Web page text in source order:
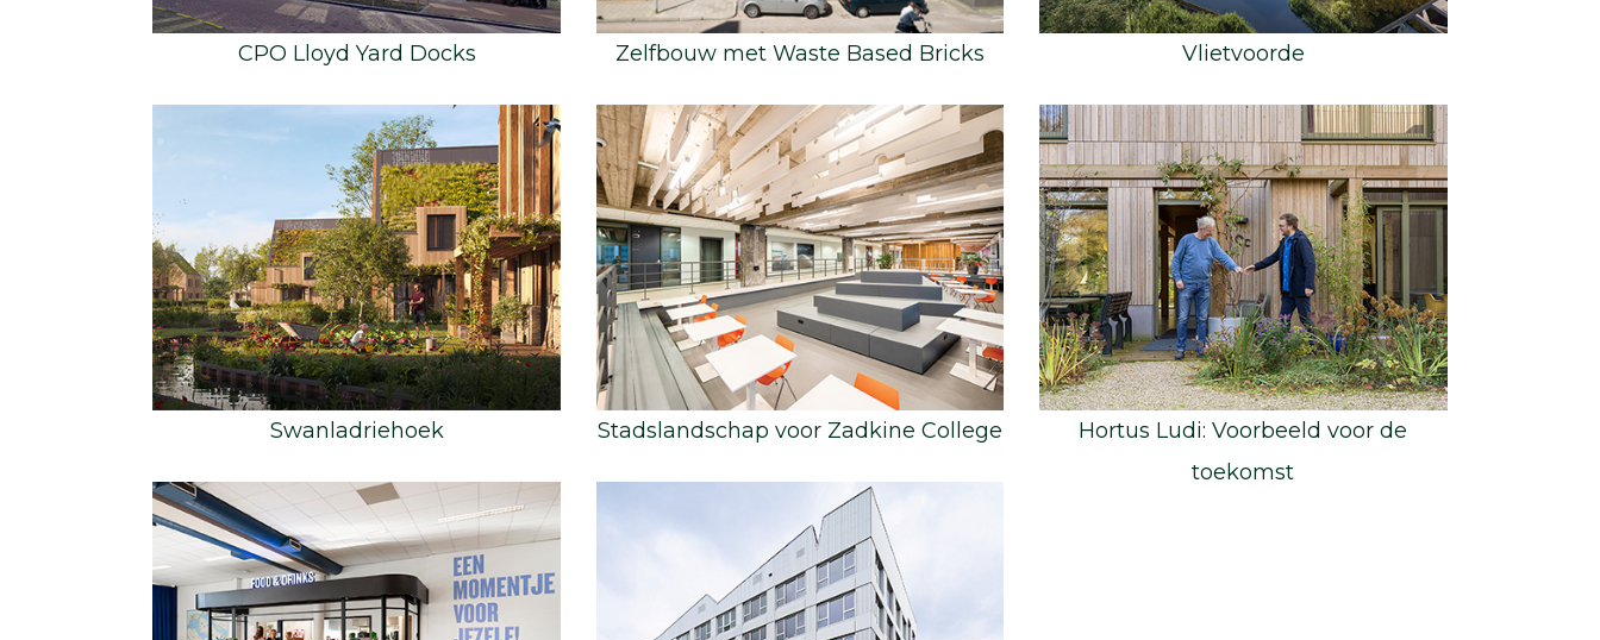
Vlietvoorde
Zelfbouw met Waste Based Bricks
CPO Lloyd Yard Docks
Hortus Ludi: Voorbeeld voor de
toekomst
Stadslandschap voor Zadkine College
Swanladriehoek